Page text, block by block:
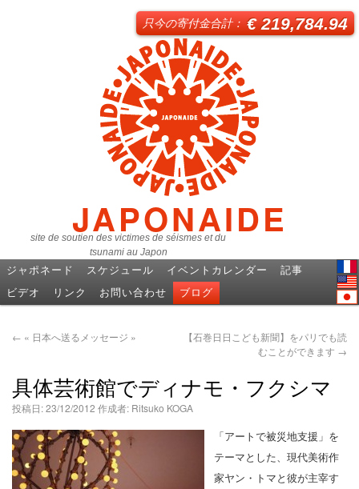
JAPONAIDE
site de soutien des victimes de séismes et du
tsunami au Japon
只今の寄付金合計：€ 219,784.94
ジャポネード スケジュール イベントカレンダー
記事
ビデオ
リンク お問い合わせ ブログ
← « 日本へ送るメッセージ »
【石巻日日こども新聞】をパリでも読
むことができます →
具体芸術館でディナモ・フクシマ
投稿日:23/12/2012 作成者: Ritsuko KOGA
「アートで被災地支援」を
テーマとした、現代美術作
家ヤン・トマと彼が主宰す